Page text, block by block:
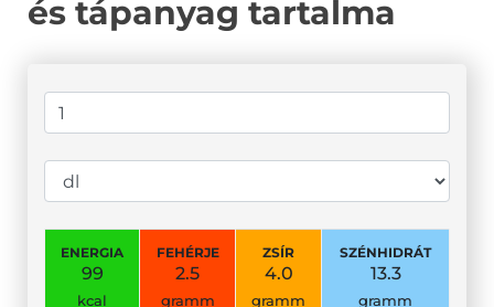
és tápanyag tartalma
ENERGIA
99
kcal
FEHÉRJE
2.5
gramm
ZSÍR
4.0
gramm
SZÉNHIDRÁT
13.3
gramm